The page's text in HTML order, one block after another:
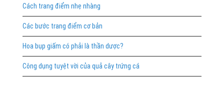
Cách trang điểm nhẹ nhàng
Các bước trang điểm cơ bản
Hoa bụp giấm có phải là thần dược?
Công dụng tuyệt vời của quả cây trứng cá